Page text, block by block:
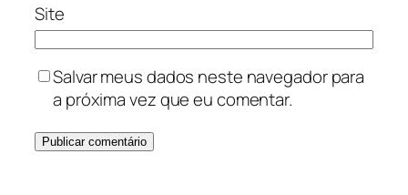
Site
Salvar meus dados neste navegador para
a próxima vez que eu comentar.